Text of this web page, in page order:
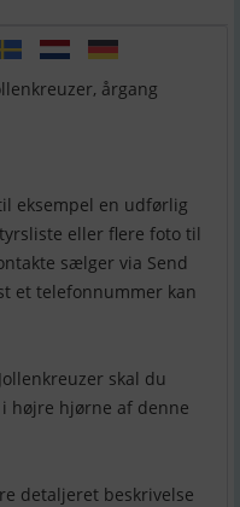
årgang
eksempel en udførlig
eller flere foto til
sælger via Send
et telefonnummer kan
skal du
højre hjørne af denne
detaljeret beskrivelse